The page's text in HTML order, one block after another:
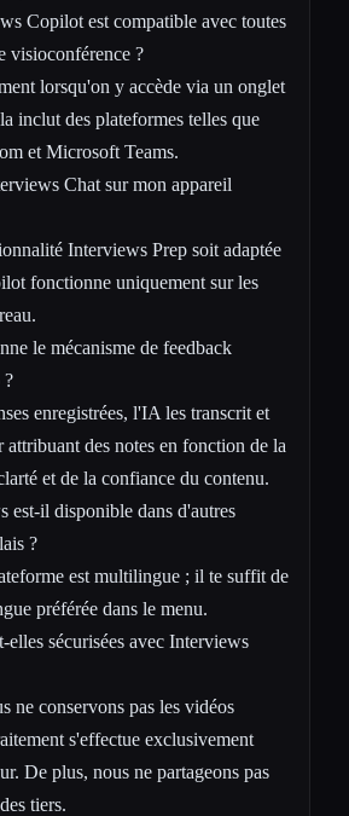
Copilot est compatible avec toutes
visioconférence ?
lorsqu'on y accède via un onglet
inclut des plateformes telles que
et Microsoft Teams.
Chat sur mon appareil
Interviews Prep soit adaptée
fonctionne uniquement sur les
le mécanisme de feedback
?
enregistrées, l'IA les transcrit et
attribuant des notes en fonction de la
et de la confiance du contenu.
est-il disponible dans d'autres
?
est multilingue ; il te suffit de
préférée dans le menu.
elles sécurisées avec Interviews
ne conservons pas les vidéos
s'effectue exclusivement
De plus, nous ne partageons pas
tiers.